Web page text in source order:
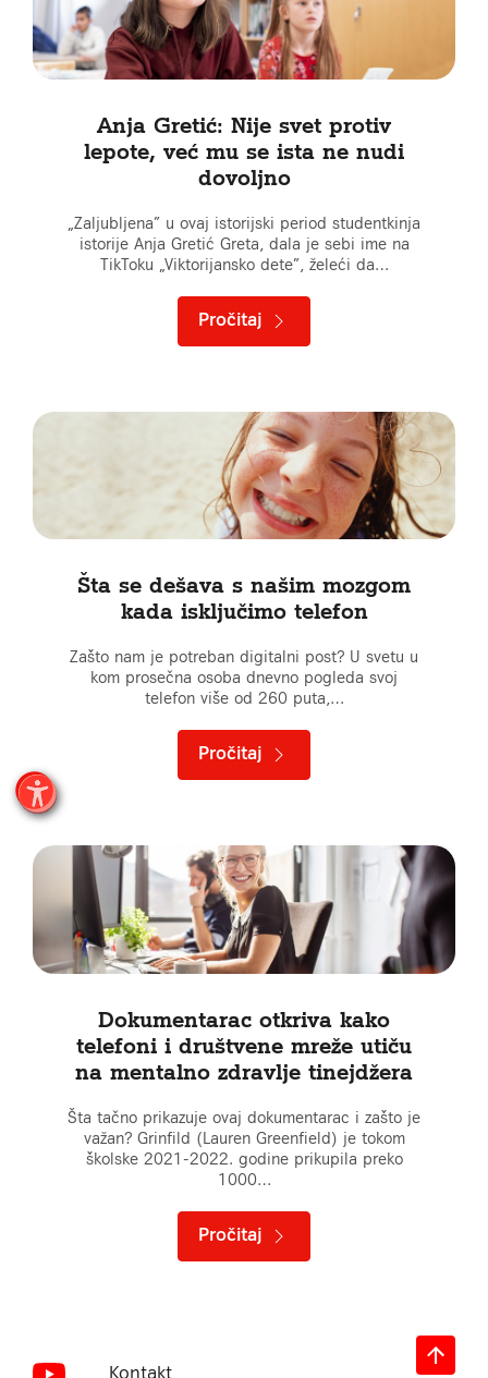
Anja Gretić: Nije svet protiv
lepote, već mu se ista ne nudi
dovoljno
„Zaljubljena” u ovaj istorijski period studentkinja
istorije Anja Gretić Greta, dala je sebi ime na
TikToku „Viktorijansko dete”, želeći da…
Pročitaj
Šta se dešava s našim mozgom
kada isključimo telefon
Zašto nam je potreban digitalni post? U svetu u
kom prosečna osoba dnevno pogleda svoj
telefon više od 260 puta,…
Pročitaj
Dokumentarac otkriva kako
telefoni i društvene mreže utiču
na mentalno zdravlje tinejdžera
Šta tačno prikazuje ovaj dokumentarac i zašto je
važan? Grinfild (Lauren Greenfield) je tokom
školske 2021-2022. godine prikupila preko
1000…
Pročitaj
Kontakt